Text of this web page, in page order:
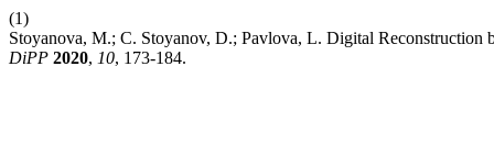
(1)
Stoyanova, M.; C. Stoyanov, D.; Pavlova, L. Digital Reconstruction
DiPP 2020, 10, 173-184.